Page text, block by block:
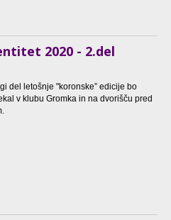
2020 - 2.del
del letošnje "koronske” edicije bo
v klubu Gromka in na dvorišču pred